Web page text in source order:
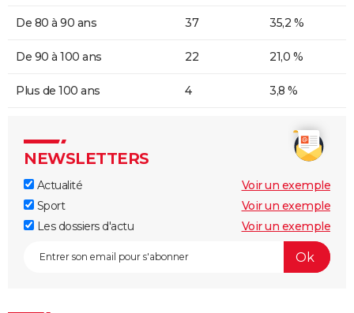
De 80 à 90 ans 37 35,2 %
De 90 à 100 ans 22 21,0 %
Plus de 100 ans 4 3,8 %
NEWSLETTERS
Actualité
Voir un exemple
Sport
Voir un exemple
Les dossiers d'actu
Voir un exemple